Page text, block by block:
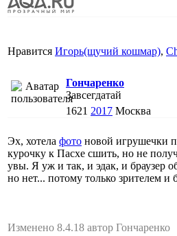
Нравится Игорь(щучий кошмар),
Гончаренко
Завсегдатай
1621 2017 Москва
Эх, хотела фото новой игрушечки
курочку к Пасхе сшить, но не
увы. Я уж и так, и эдак, и браузер
но нет... потому только зрителем и
Изменено 8.4.18 автор Гончаренко